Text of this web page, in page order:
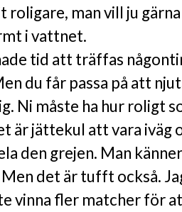
roligare, man vill ju
i vattnet.
tid att träffas
du får passa på att
Ni måste ha hur roligt
är jättekul att vara iväg
den grejen. Man
det är tufft också.
vinna fler matcher för